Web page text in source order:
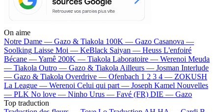
On aime
Notre Dame — Gazo & Tiakola 100K — Gazo Casanova —
Soolking Laisse Moi — KeBlack Saiyan — Heuss L'enfoiré
Bécane —Yamê 200K — Tiakola Laboratoire — Werenoi Meuda
— Tiakola Outro — Gazo & Tiakola Ailleurs — Josman Interlude
— Gazo & Tiakola Overdrive — Ofenbach 1 2 3 4 — ZOKUSH
La League — Werenoi Celui qui part — Joseph Kamel Nouvelles
— PLK No love — Ninho Urus — Favé (FR) DIE — Gazo
Top traduction